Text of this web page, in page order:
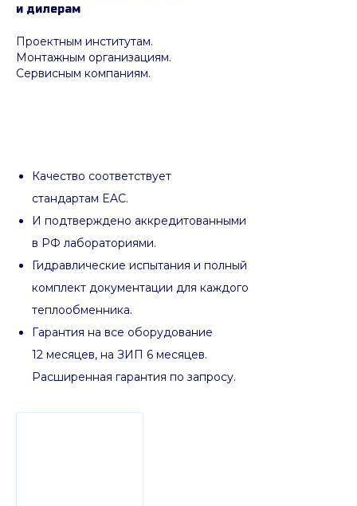
и дилерам
Проектным институтам.
Монтажным организациям.
Сервисным компаниям.
Качество соответствует
стандартам EAC.
И подтверждено аккредитованными
в РФ лабораториями.
Гидравлические испытания и полный
комплект документации для каждого
теплообменника.
Гарантия на все оборудование
12 месяцев, на ЗИП 6 месяцев.
Расширенная гарантия по запросу.